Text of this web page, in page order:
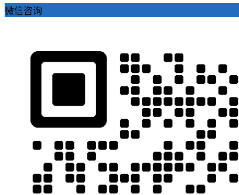
微信咨询